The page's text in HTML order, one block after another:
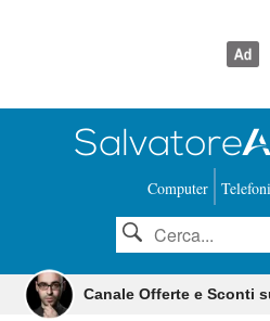
Computer
Canale Offerte e Sconti